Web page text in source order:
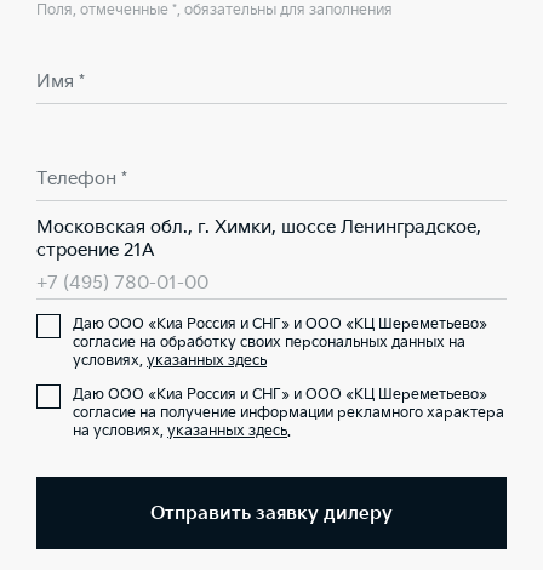
Поля, отмеченные *, обязательны для заполнения
Имя *
Телефон *
Московская обл., г. Химки, шоссе Ленинградское,
строение 21А
+7 (495) 780-01-00
Даю ООО «Киа Россия и СНГ» и ООО «КЦ Шереметьево»
согласие на обработку своих персональных данных на
условиях, указанных здесь
Даю ООО «Киа Россия и СНГ» и ООО «КЦ Шереметьево»
согласие на получение информации рекламного характера
на условиях, указанных здесь.
Отправить заявку дилеру